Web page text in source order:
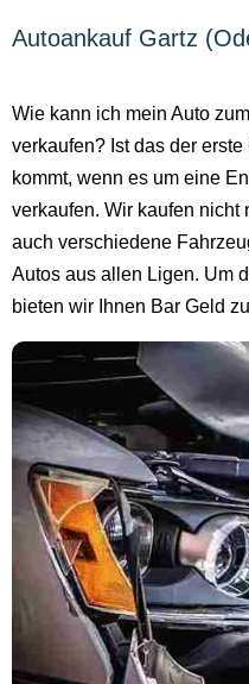
Autoankauf Gartz
Wie kann ich mein Auto
verkaufen? Ist das der
kommt, wenn es um eine
verkaufen. Wir kaufen nicht
auch verschiedene
Autos aus allen Ligen. Um
bieten wir Ihnen Bar Geld